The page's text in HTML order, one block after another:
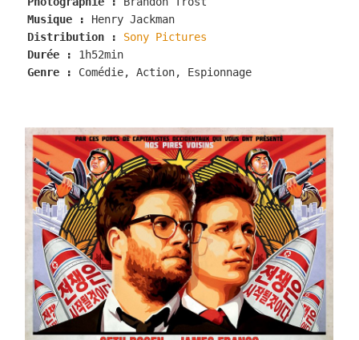
Musique : Henry Jackman
Distribution :
Sony Pictures
Durée :
1h52min
Genre : Comédie, Action, Espionnage